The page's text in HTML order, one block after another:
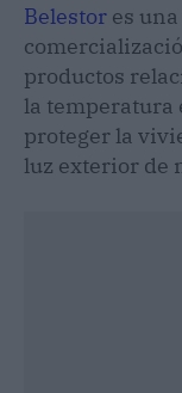
Belestor es
productos
la temperatura
proteger la
luz exterior de